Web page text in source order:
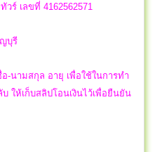
ร์ เลขที่ 4162562571
บุรี
-นามสกุล อายุ เพื่อใช้ในการทำ
ให้เก็บสลิปโอนเงินไว้เพื่อยืนยัน